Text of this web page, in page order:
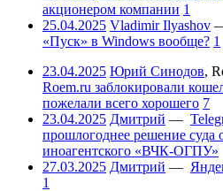
акционером компании 1
25.04.2025 Vladimir Ilyashov
«Пуск» в Windows вообще? 1
23.04.2025 Юрий Синодов,
Roem.ru заблокировали
пожелали всего хорошего 7
23.04.2025 Дмитрий —
прошлогоднее решение суда
иноагентского «ВЧК-ОГПУ»
27.03.2025 Дмитрий —
1